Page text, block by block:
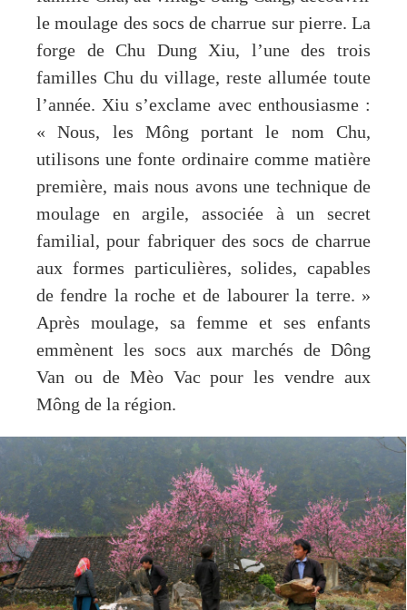
le moulage des socs de charrue sur pierre. La
forge de Chu Dung Xiu, l’une des trois
familles Chu du village, reste allumée toute
l’année. Xiu s’exclame avec enthousiasme :
« Nous, les Mông portant le nom Chu,
utilisons une fonte ordinaire comme matière
première, mais nous avons une technique de
moulage en argile, associée à un secret
familial, pour fabriquer des socs de charrue
aux formes particulières, solides, capables
de fendre la roche et de labourer la terre. »
Après moulage, sa femme et ses enfants
emmènent les socs aux marchés de Dông
Van ou de Mèo Vac pour les vendre aux
Mông de la région.